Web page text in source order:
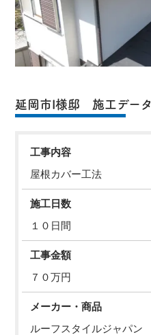
延岡市I様邸 施工データ
工事内容
屋根カバー工法
施工日数
１０日間
工事金額
７０万円
メーカー・商品
ルーフスタイルジャパン